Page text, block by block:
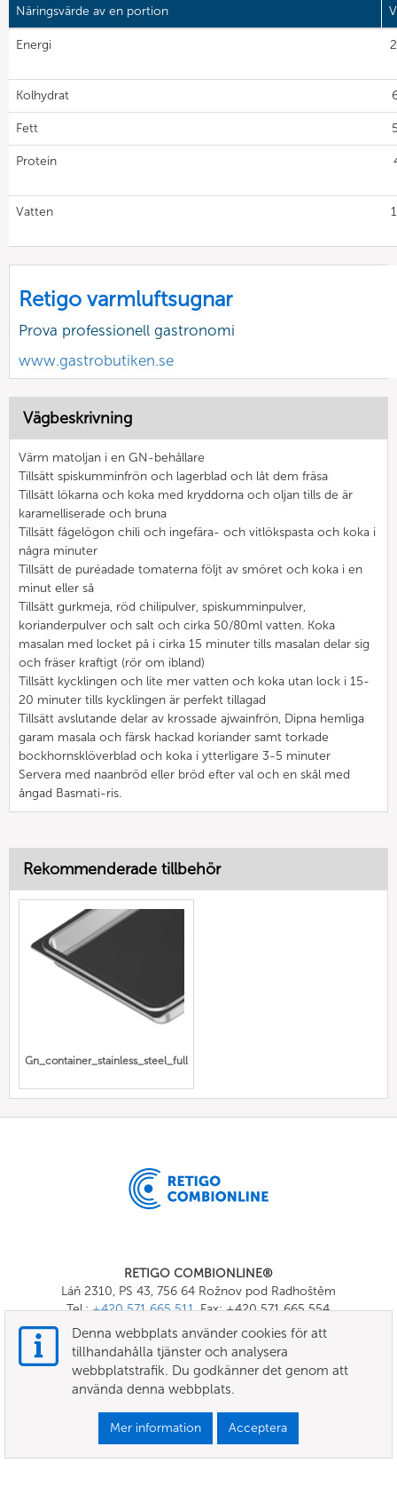
Näringsvärde av en portion
Energi
Kolhydrat
Fett
Protein
Vatten
Retigo varmluftsugnar
Prova professionell gastronomi
www.gastrobutiken.se
Vägbeskrivning
Värm matoljan i en GN-behållare
Tillsätt spiskumminfrön och lagerblad och låt dem fräsa
Tillsätt lökarna och koka med kryddorna och oljan tills de är
karamelliserade och bruna
Tillsätt fågelögon chili och ingefära- och vitlökspasta och koka i
några minuter
Tillsätt de puréadade tomaterna följt av smöret och koka i en
minut eller så
Tillsätt gurkmeja, röd chilipulver, spiskumminpulver,
korianderpulver och salt och cirka 50/80ml vatten. Koka
masalan med locket på i cirka 15 minuter tills masalan delar sig
och fräser kraftigt (rör om ibland)
Tillsätt kycklingen och lite mer vatten och koka utan lock i 15-
20 minuter tills kycklingen är perfekt tillagad
Tillsätt avslutande delar av krossade ajwainfrön, Dipna hemliga
garam masala och färsk hackad koriander samt torkade
bockhornsklöverblad och koka i ytterligare 3-5 minuter
Servera med naanbröd eller bröd efter val och en skål med
ångad Basmati-ris.
Rekommenderade tillbehör
Gn_container_stainless_steel_full
RETIGO COMBIONLINE®
Láň 2310, PS 43, 756 64 Rožnov pod Radhoštěm
Tel.:+420 571 665 511, Fax: +420 571 665 554
E-mail:
info@combionline.com
OnlineMenu
VILLKOR
Denna webbplats använder cookies för att
tillhandahålla tjänster och analysera
webbplatstrafik. Du godkänner det genom att
använda denna webbplats.
Mer information Acceptera